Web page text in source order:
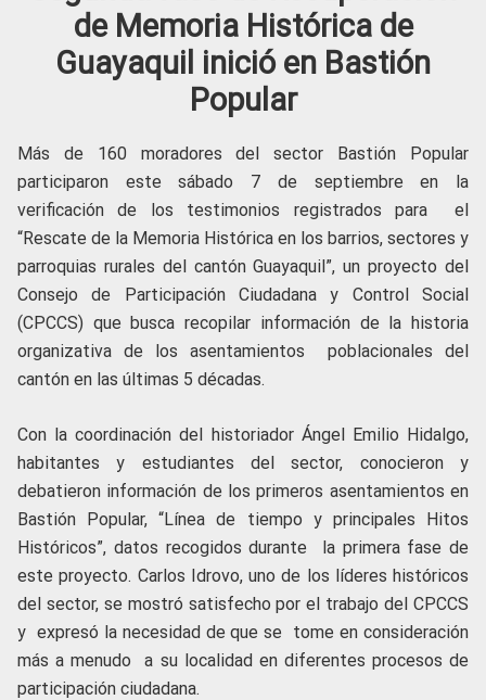
de Memoria Histórica de
Guayaquil inició en Bastión
Popular
Más de 160 moradores del sector Bastión Popular
participaron este sábado 7 de septiembre en la
verificación de los testimonios registrados para el
“Rescate de la Memoria Histórica en los barrios, sectores y
parroquias rurales del cantón Guayaquil”, un proyecto del
Consejo de Participación Ciudadana y Control Social
(CPCCS) que busca recopilar información de la historia
organizativa de los asentamientos poblacionales del
cantón en las últimas 5 décadas.
Con la coordinación del historiador Ángel Emilio Hidalgo,
habitantes y estudiantes del sector, conocieron y
debatieron información de los primeros asentamientos en
Bastión Popular, “Línea de tiempo y principales Hitos
Históricos”, datos recogidos durante la primera fase de
este proyecto. Carlos Idrovo, uno de los líderes históricos
del sector, se mostró satisfecho por el trabajo del CPCCS
y expresó la necesidad de que se tome en consideración
más a menudo a su localidad en diferentes procesos de
participación ciudadana.